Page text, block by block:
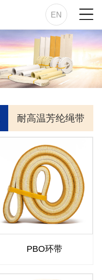
EN
耐高温芳纶绳带
PBO环带